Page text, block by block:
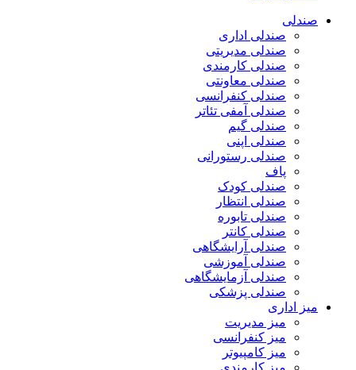
صندلی
صندلی اداری
صندلی مدیریتی
صندلی کارمندی
صندلی معاونتی
صندلی کنفرانسی
صندلی آمفی تئاتر
صندلی گیم
صندلی اپنی
صندلی رستورانی
پاف
صندلی کودک
صندلی انتظار
صندلی تابوره
صندلی کانتر
صندلی آرایشگاهی
صندلی آموزشی
صندلی آزمایشگاهی
صندلی پزشکی
میز اداری
میز مدیریت
میز کنفرانسی
میز کامپیوتر
میز کارمندی